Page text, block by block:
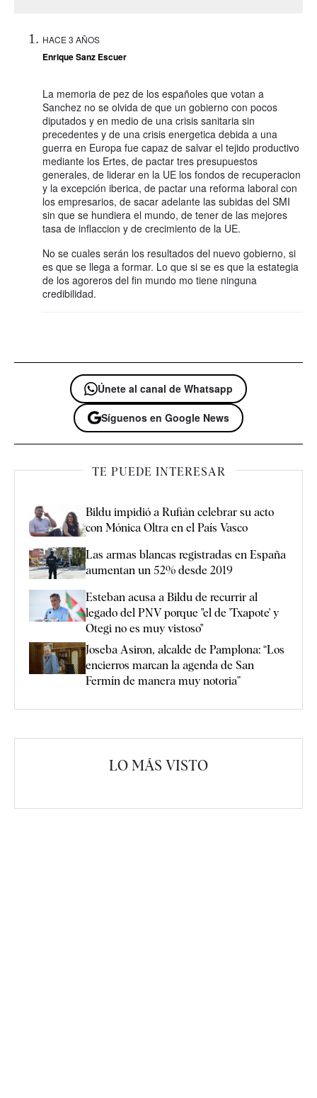
HACE 3 AÑOS
Enrique Sanz Escuer
La memoria de pez de los españoles que votan a
Sanchez no se olvida de que un gobierno con pocos
diputados y en medio de una crisis sanitaria sin
precedentes y de una crisis energetica debida a una
guerra en Europa fue capaz de salvar el tejido productivo
mediante los Ertes, de pactar tres presupuestos
generales, de liderar en la UE los fondos de recuperacion
y la excepción iberica, de pactar una reforma laboral con
los empresarios, de sacar adelante las subidas del SMI
sin que se hundiera el mundo, de tener de las mejores
tasa de inflaccion y de crecimiento de la UE.
No se cuales serán los resultados del nuevo gobierno, si
es que se llega a formar. Lo que si se es que la estategia
de los agoreros del fin mundo mo tiene ninguna
credibilidad.
Únete al canal de Whatsapp
Síguenos en Google News
TE PUEDE INTERESAR
Bildu impidió a Rufián celebrar su acto
con Mónica Oltra en el País Vasco
Las armas blancas registradas en España
aumentan un 52% desde 2019
Esteban acusa a Bildu de recurrir al
legado del PNV porque "el de 'Txapote' y
Otegi no es muy vistoso"
Joseba Asiron, alcalde de Pamplona: “Los
encierros marcan la agenda de San
Fermín de manera muy notoria”
LO MÁS VISTO